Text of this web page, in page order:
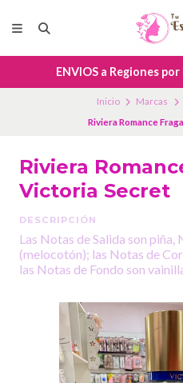
ENVIOS a Regiones
Inicio Marcas
Riviera Romance
Riviera
Victoria Secret
DESCRIPCIÓN
Las Notas de Salida son piña,
(melocotón); las Notas de
las Notas de Fondo son